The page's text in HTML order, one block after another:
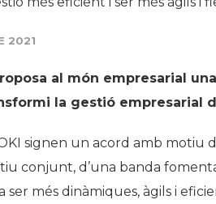
2021
al món empresarial
la gestió empresarial
signen un acord amb motiu
conjunt, d’una banda
ser més dinàmiques, àgils i